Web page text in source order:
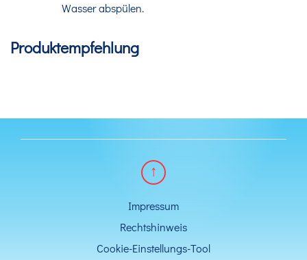
Wasser abspülen.
Produktempfehlung
Impressum
Rechtshinweis
Cookie-Einstellungs-Tool